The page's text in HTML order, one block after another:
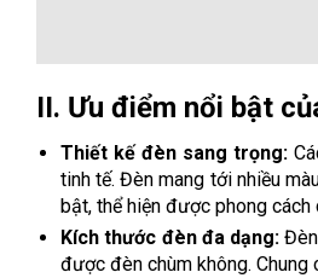
II. Ưu điểm nổi bật
Thiết kế đèn sang trọng:
tinh tế. Đèn mang tới nhiều
bật, thể hiện được phong cách
Kích thước đèn đa dạng:
được đèn chùm không.